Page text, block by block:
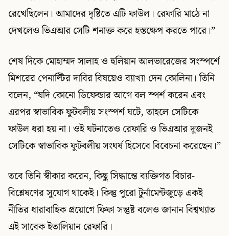
রেখেছিলেন। আমাদের দৃষ্টিতে এটি ফাউল। রেফারি মাঠে না
দেখলেও ভিএআর সেটি শনাক্ত করে হস্তক্ষেপ করতে পারে।”
শেষ দিকে মোহাম্মদ সালাহ ও হুলিয়ান আলভারেজের সংস্পর্শে
মিশরের পেনাল্টির দাবির বিষয়েও ব্যাখ্যা দেন কোলিনা। তিনি
বলেন, “যদি কোনো ডিফেন্ডার আগে বল স্পর্শ করেন এবং
এরপর স্বাভাবিক ফুটবলীয় সংস্পর্শ ঘটে, তাহলে সেটিকে
ফাউল ধরা হয় না। ওই ঘটনাতেও রেফারি ও ভিএআর দুজনই
সেটিকে স্বাভাবিক ফুটবলীয় সংঘর্ষ হিসেবে বিবেচনা করেছেন।”
তবে তিনি স্বীকার করেন, কিছু সিদ্ধান্তে ব্যক্তিগত বিচার-
বিশ্লেষণের সুযোগ থাকেই। কিন্তু পুরো টুর্নামেন্টজুড়ে একই
নীতির ধারাবাহিক প্রয়োগে ফিফা সন্তুষ্ট বলেও জানান বিশ্বখ্যাত
এই সাবেক ইতালিয়ান রেফারি।